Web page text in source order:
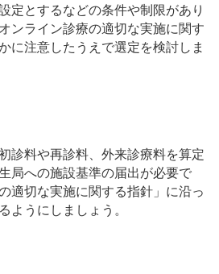
定とするなどの条件や制限があり
ンライン診療の適切な実施に関す
に注意したうえで選定を検討しま
診料や再診料、外来診療料を算定
局への施設基準の届出が必要で
適切な実施に関する指針」に沿っ
ようにしましょう。